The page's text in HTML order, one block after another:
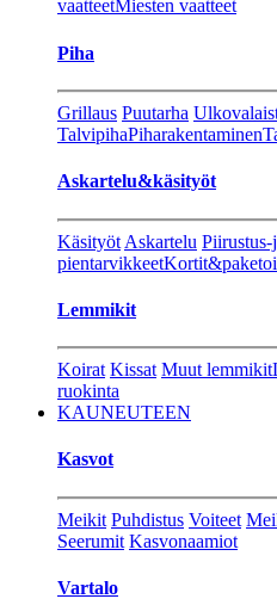
vaatteetMiesten vaatteet
Piha
Grillaus Puutarha
TalvipihaPiharakentaminen
Askartelu&käsityöt
Käsityöt Askartelu Piirustus-
pientarvikkeet
Lemmikit
Koirat Kissat Muut lemmikit
ruokinta
KAUNEUTEEN
Kasvot
Meikit Puhdistus Voiteet
Seerumit Kasvonaamiot
Vartalo